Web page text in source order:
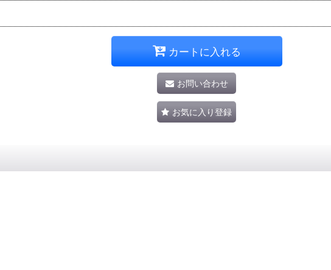
カートに入れる
お問い合わせ
お気に入り登録